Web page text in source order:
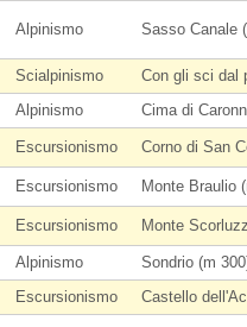
Alpinismo Sasso Canale
Scialpinismo
Con gli sci dal
Alpinismo Cima di
Escursionismo Corno di San
Escursionismo Monte Braulio
Escursionismo Monte
Alpinismo
Sondrio (m
Escursionismo
Castello